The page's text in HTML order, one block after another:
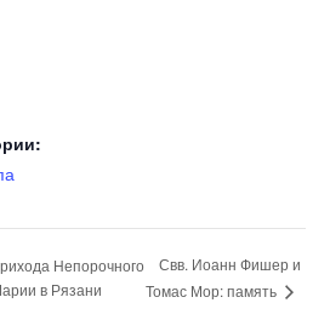
Непорочного
в Рязани
Свв. Иоанн Фишер и
Томас Мор: память